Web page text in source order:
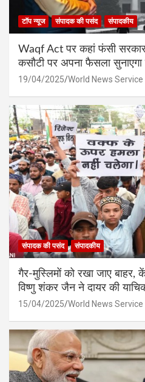
टॉप न्यूज संपादक की पसंद संपादकीय
Waqf Act पर कहां फंसी
कसौटी पर अपना फैसला सुनाएगा
19/04/2025 World News Service
संपादक की पसंद संपादकीय
गैर-मुस्लिमों को रखा जाए
विष्णु शंकर जैन ने दायर की
15/04/2025 World News Service